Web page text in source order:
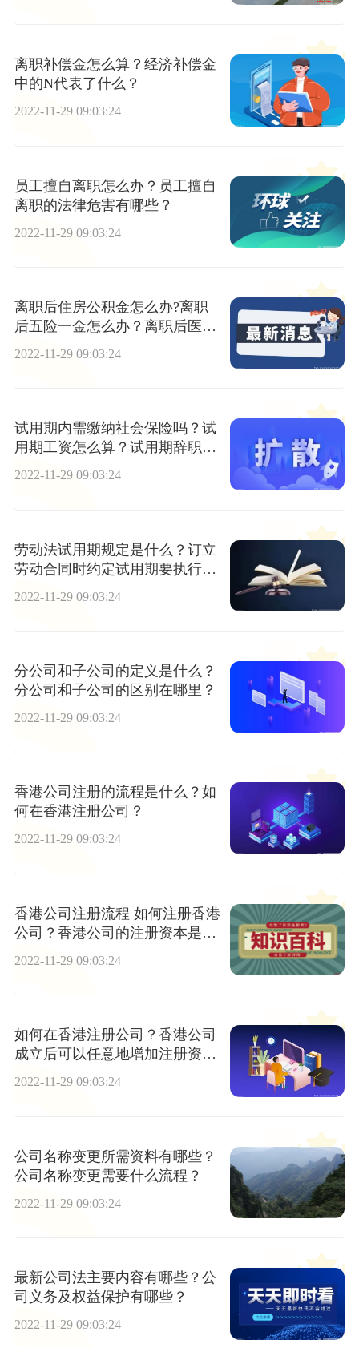
离职补偿金怎么算？经济补偿金
中的N代表了什么？
2022-11-29 09:03:24
员工擅自离职怎么办？员工擅自
离职的法律危害有哪些？
2022-11-29 09:03:24
离职后住房公积金怎么办?离职
后五险一金怎么办？离职后医疗
2022-11-29 09:03:24
试用期内需缴纳社会保险吗？试
用期工资怎么算？试用期辞职流
程是什么？
2022-11-29 09:03:24
劳动法试用期规定是什么？订立
劳动合同时约定试用期要执行哪
2022-11-29 09:03:24
分公司和子公司的定义是什么？
分公司和子公司的区别在哪里？
2022-11-29 09:03:24
香港公司注册的流程是什么？如
何在香港注册公司？
2022-11-29 09:03:24
香港公司注册流程 如何注册香港
公司？香港公司的注册资本是什
2022-11-29 09:03:24
如何在香港注册公司？香港公司
成立后可以任意地增加注册资本
吗？
2022-11-29 09:03:24
公司名称变更所需资料有哪些？
公司名称变更需要什么流程？
2022-11-29 09:03:24
最新公司法主要内容有哪些？公
司义务及权益保护有哪些？
2022-11-29 09:03:24